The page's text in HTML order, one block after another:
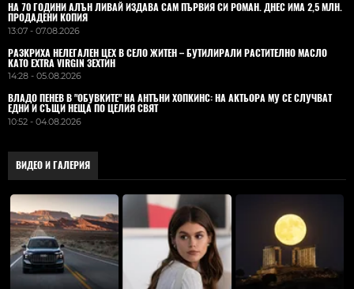
НА 70 ГОДИНИ АЛЪН ЛИВАЙ ИЗДАВА САМ ПЪРВИЯ СИ РОМАН. ДНЕС ИМА 2,5 МЛН.
ПРОДАДЕНИ КОПИЯ
13:07 - 07.08.2026
РАЗКРИХА НЕЛЕГАЛЕН ЦЕХ В СЕЛО ЖИТЕН – БУТИЛИРАЛИ РАСТИТЕЛНО МАСЛО
КАТО EXTRA VIRGIN ЗЕХТИН
14:28 - 05.08.2026
ВЛАДO ПЕНЕВ В "ОБУВКИТЕ" НА АНТЪНИ ХОПКИНС: НА АКТЬОРА МУ СЕ СЛУЧВАТ
ЕДНИ И СЪЩИ НЕЩА ПО ЦЕЛИЯ СВЯТ
10:52 - 04.08.2026
ВИДЕО И ГАЛЕРИЯ